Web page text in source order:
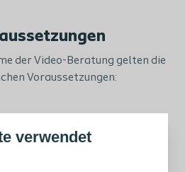
verwendet
der Video-Beratung gelten die
Voraussetzungen:
https://visite.elvi.de
der Coloplast GmbH und